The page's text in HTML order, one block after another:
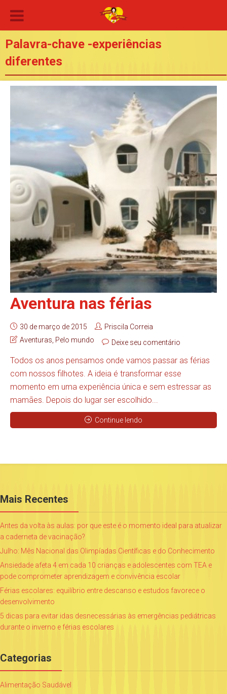
Palavra-chave -experiências
diferentes
Aventura nas férias
30 de março de 2015
Priscila Correia
Aventuras Pelo mundo Deixe seu comentário
Todos os anos pensamos onde vamos passar as férias
com nossos filhotes. A ideia é transformar esse
momento em uma experiência única e sem estressar as
mamães. Depois do lugar ser escolhido...
Continue lendo
Mais Recentes
Antes da volta às aulas: por que este é o momento ideal para atualizar
a caderneta de vacinação?
Julho: Mês Nacional das Olimpíadas Científicas e do Conhecimento
Ansiedade afeta 4 em cada 10 crianças e adolescentes com TEA e
pode comprometer aprendizagem e convivência escolar
Férias escolares: equilíbrio entre descanso e estudos favorece o
desenvolvimento
5 dicas para evitar idas desnecessárias às emergências pediátricas
durante o inverno e férias escolares
Categorias
Alimentação Saudável